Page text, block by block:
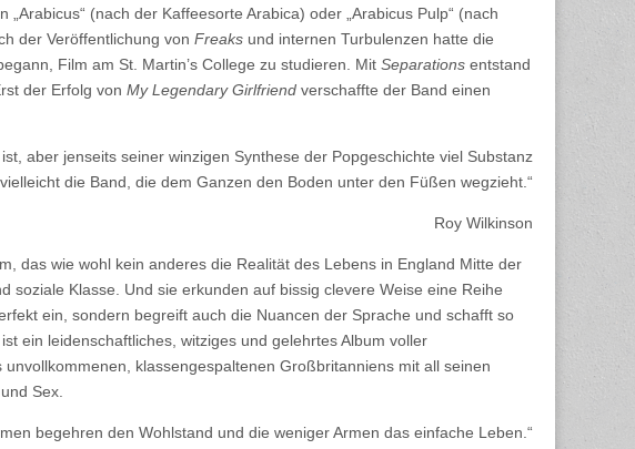
(nach der Kaffeesorte Arabica) oder „Arabicus Pulp“ (nach
der Veröffentlichung vonFreaks und internen Turbulenzen hatte die
Film am St. Martin’s College zu studieren. MitSeparations entstand
der Erfolg vonMy Legendary Girlfriend verschaffte der Band einen
aber jenseits seiner winzigen Synthese der Popgeschichte viel Substanz
die Band, die dem Ganzen den Boden unter den Füßen wegzieht.“
Roy Wilkinson
das wie wohl kein anderes die Realität des Lebens in England Mitte der
Klasse. Und sie erkunden auf bissig clevere Weise eine Reihe
ein, sondern begreift auch die Nuancen der Sprache und schafft so
ein leidenschaftliches, witziges und gelehrtes Album voller
klassengespaltenen Großbritanniens mit all seinen
Sex.
begehren den Wohlstand und die weniger Armen das einfache Leben.“